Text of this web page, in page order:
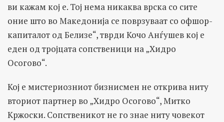
ви кажам кој е. Тој нема никаква врска со сите
оние што во Македонија се поврзуваат со офшор-
капиталот од Белизе“, тврди Кочо Анѓушев кој е
еден од тројцата сопственици на „Хидро
Осогово“.
Кој е мистериозниот бизнисмен не открива ниту
вториот партнер во „Хидро Осогово“, Митко
Кржоски. Сопственикот не го знае ниту човекот